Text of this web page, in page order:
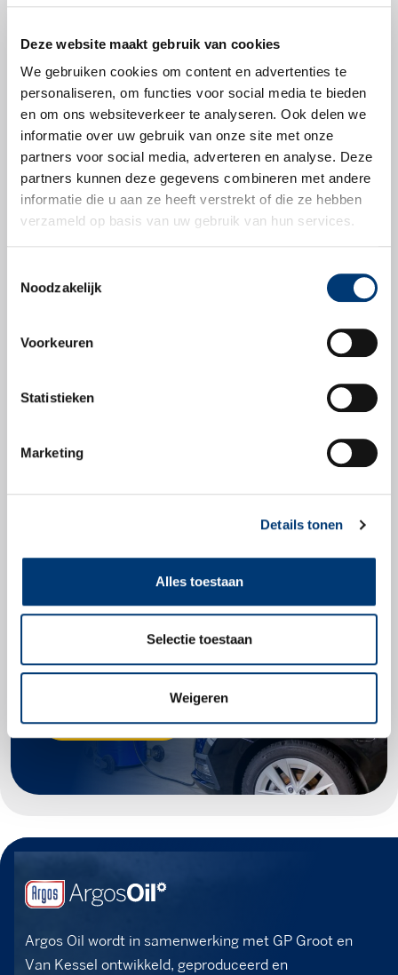
Deze website maakt gebruik van cookies
We gebruiken cookies om content en advertenties te
personaliseren, om functies voor social media te bieden
en om ons websiteverkeer te analyseren. Ook delen we
informatie over uw gebruik van onze site met onze
partners voor social media, adverteren en analyse. Deze
partners kunnen deze gegevens combineren met andere
informatie die u aan ze heeft verstrekt of die ze hebben
verzameld op basis van uw gebruik van hun services.
Noodzakelijk
Voorkeuren
Statistieken
Marketing
Details tonen
Alles toestaan
Selectie toestaan
Weigeren
Productspecificaties
ISO 6743-9
ISO-L-XEBBB00
Check snel of dit
product geschikt is
voor jouw voertuig.
Argos Oil wordt in samenwerking met GP Groot en
Van Kessel ontwikkeld, geproduceerd en